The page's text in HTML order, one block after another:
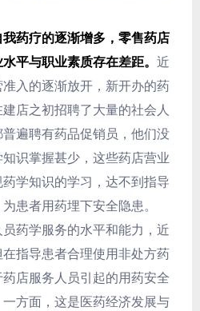
我药疗的逐渐增多，零售药店
平与职业素质存在差距。 近
入的逐渐放开，新开办的药
店之初招聘了大量的社会人
遍聘有药品促销员，他们没
识掌握甚少，这些药店营业
学知识的学习，达不到指导
患者用药埋下安全隐患。
药学服务的水平和能力，近
指导患者合理使用非处方药
店服务人员引起的用药安全
方面，这是医药经济发展与